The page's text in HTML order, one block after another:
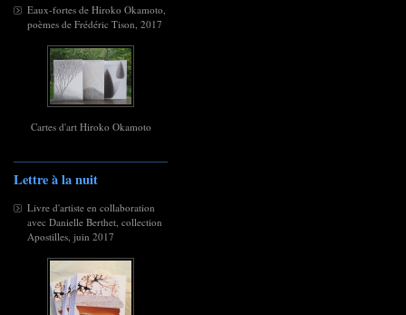
Eaux-fortes de Hiroko Okamoto,
poèmes de Frédéric Tison, 2017
Cartes d'art Hiroko Okamoto
Lettre à la nuit
Livre d'artiste en collaboration
avec Danielle Berthet, collection
Apostilles, juin 2017